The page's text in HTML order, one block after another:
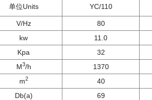
单位Units YC/110
V/Hz 80
kw 11.0
Kpa 32
M3/h 1370
m2 40
Db(a) 69